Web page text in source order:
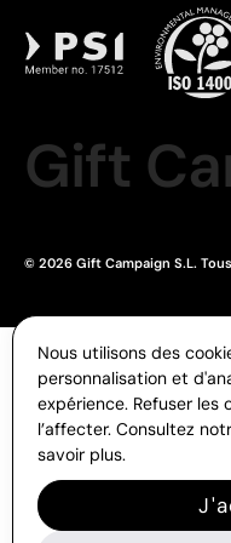
Gift
© 2026 Gift Campaign S.L.
Nous utilisons des
personnalisation et
expérience. Refuser
l’affecter. Consultez
savoir plus.